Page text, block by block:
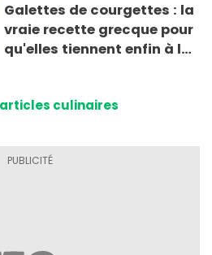
Galettes de courgettes : la
vraie recette grecque pour
qu'elles tiennent enfin à la
culinaires